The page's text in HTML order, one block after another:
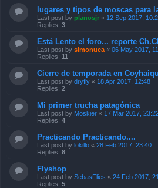
lugares y tipos de moscas para
Last post by planosjr « 12 Sep 2017,
Replies: 3
Está Lento el foro... reporte
Last post by simonuca « 06 May 2017,
Replies: 11
Cierre de temporada en
Last post by dryfly « 18 Apr 2017, 12:48
Replies: 2
Mi primer trucha patagónica
Last post by Moskier « 17 Mar 2017,
Replies: 4
Practicando Practicando....
Last post by lokillo « 28 Feb 2017, 23:40
Replies: 8
Flyshop
Last post by SebasFlies « 24 Feb 2017,
Replies: 5